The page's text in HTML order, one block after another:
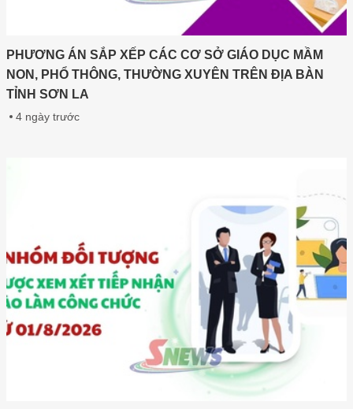
PHƯƠNG ÁN SẮP XẾP CÁC CƠ SỞ GIÁO DỤC MẦM
NON, PHỔ THÔNG, THƯỜNG XUYÊN TRÊN ĐỊA BÀN
TỈNH SƠN LA
4 ngày trước